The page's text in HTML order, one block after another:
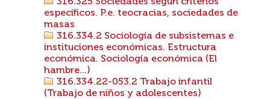
específicos. P.e. teocracias, sociedades de
masas
316.334.2 Sociología de subsistemas e
instituciones económicas. Estructura
económica. Sociología económica (El
hambre...)
316.334.22-053.2 Trabajo infantil
(Trabajo de niños y adolescentes)